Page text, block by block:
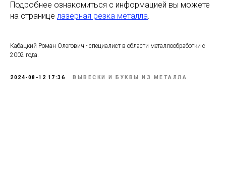
Подробнее ознакомиться с информацией вы можете
на странице лазерная резка металла.
Кабацкий Роман Олегович - специалист в области металлообработки с
2002 года.
2024-08-12 17:36 ВЫВЕСКИ И БУКВЫ ИЗ МЕТАЛЛА